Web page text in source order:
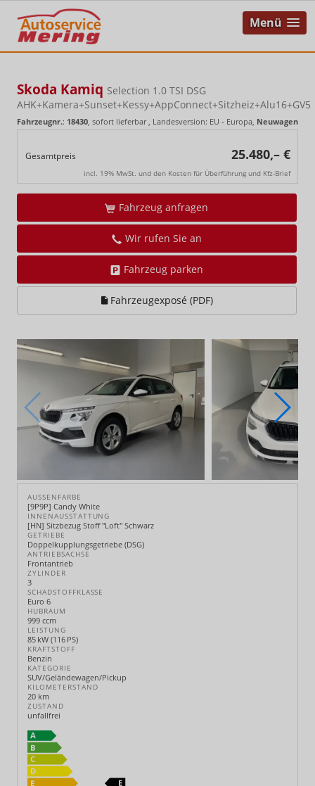
Menü
Skoda Kamiq Selection 1.0 TSI DSG
AHK+Kamera+Sunset+Kessy+AppConnect+Sitzheiz+Alu16+GV5
Fahrzeugnr.: 18430, sofort lieferbar, Landesversion: EU - Europa, Neuwagen
Gesamtpreis 25.480,– €
incl. 19% MwSt. und den Kosten für Überführung und Kfz-Brief
Fahrzeug anfragen
Wir rufen Sie an
Fahrzeug parken
Fahrzeugexposé (PDF)
AUSSENFARBE
[9P9P] Candy White
INNENAUSSTATTUNG
[HN] Sitzbezug Stoff "Loft" Schwarz
GETRIEBE
Doppelkupplungsgetriebe (DSG)
ANTRIEBSACHSE
Frontantrieb
ZYLINDER
3
SCHADSTOFFKLASSE
Euro 6
HUBRAUM
999 ccm
LEISTUNG
85 kW (116 PS)
KRAFTSTOFF
Benzin
KATEGORIE
SUV/Geländewagen/Pickup
KILOMETERSTAND
20 km
ZUSTAND
unfallfrei